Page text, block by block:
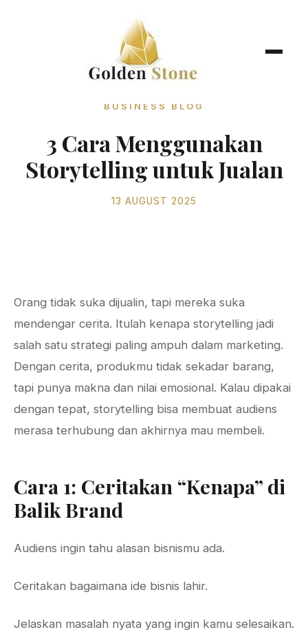
BUSINESS BLOG
3 Cara Menggunakan
Storytelling untuk Jualan
13 AUGUST 2025
Orang tidak suka dijualin, tapi mereka suka
mendengar cerita. Itulah kenapa storytelling jadi
salah satu strategi paling ampuh dalam marketing.
Dengan cerita, produkmu tidak sekadar barang,
tapi punya makna dan nilai emosional. Kalau dipakai
dengan tepat, storytelling bisa membuat audiens
merasa terhubung dan akhirnya mau membeli.
Cara 1: Ceritakan “Kenapa” di
Balik Brand
Audiens ingin tahu alasan bisnismu ada.
Ceritakan bagaimana ide bisnis lahir.
Jelaskan masalah nyata yang ingin kamu selesaikan.